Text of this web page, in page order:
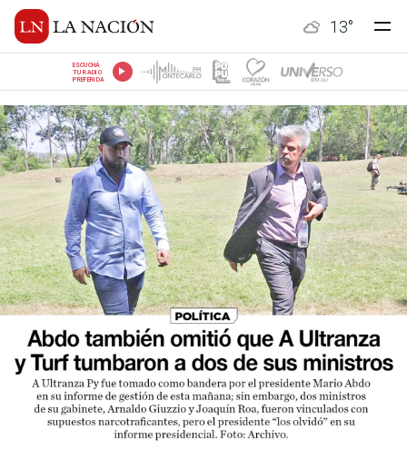
13°
ESCUCHÁ
TU RADIO
PREFERIDA